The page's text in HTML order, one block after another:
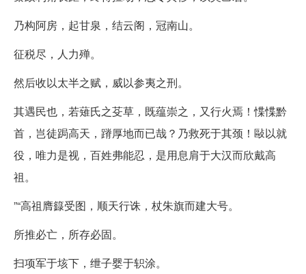
乃构阿房，起甘泉，结云阁，冠南山。
征税尽，人力殚。
然后收以太半之赋，威以参夷之刑。
其遇民也，若薙氏之芟草，既蕴崇之，又行火焉！惵惵黔
首，岂徒跼高天，蹐厚地而已哉？乃救死于其颈！敺以就
役，唯力是视，百姓弗能忍，是用息肩于大汉而欣戴高
祖。
”“高祖膺籙受图，顺天行诛，杖朱旗而建大号。
所推必亡，所存必固。
扫项军于垓下，绁子婴于轵涂。